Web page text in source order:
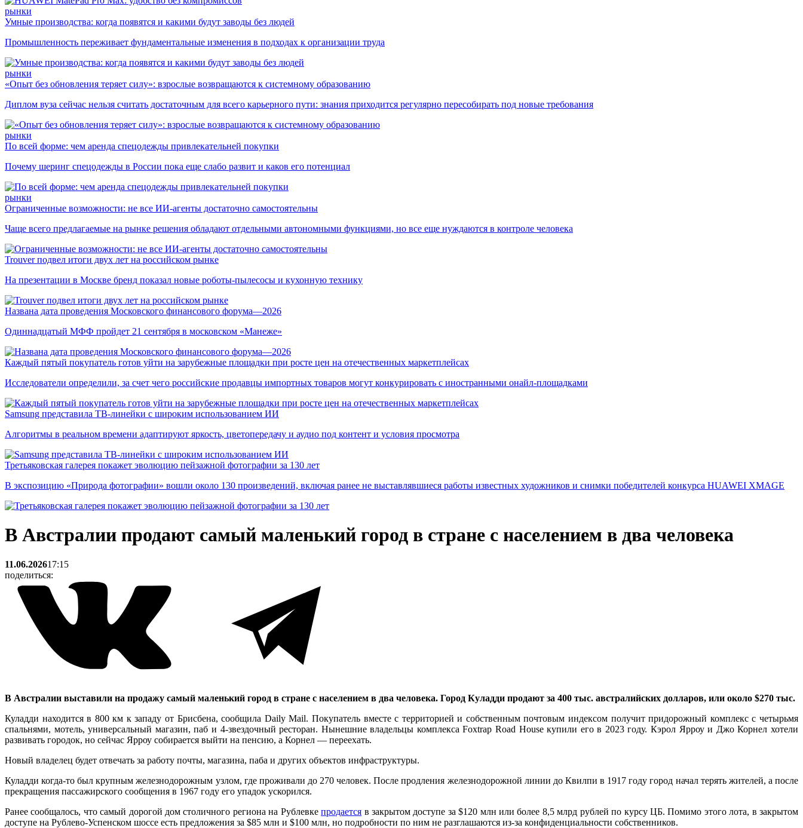
рынки
Умные производства: когда появятся и какими будут заводы без людей
Промышленность переживает фундаментальные изменения в подходах к организации труда
рынки
«Опыт без обновления теряет силу»: взрослые возвращаются к системному образованию
Диплом вуза сейчас нельзя считать достаточным для всего карьерного пути: знания приходится регулярно пересобирать под новые требования
рынки
По всей форме: чем аренда спецодежды привлекательней покупки
Почему шеринг спецодежды в России пока еще слабо развит и каков его потенциал
рынки
Ограниченные возможности: не все ИИ-агенты достаточно самостоятельны
Чаще всего предлагаемые на рынке решения обладают отдельными автономными функциями, но все еще нуждаются в контроле человека
Trouver подвел итоги двух лет на российском рынке
На презентации в Москве бренд показал новые роботы-пылесосы и кухонную технику
Названа дата проведения Московского финансового форума—2026
Одиннадцатый МФФ пройдет 21 сентября в московском «Манеже»
Каждый пятый покупатель готов уйти на зарубежные площадки при росте цен на отечественных маркетплейсах
Исследователи определили, за счет чего российские продавцы импортных товаров могут конкурировать с иностранными онайл-площадками
Samsung представила ТВ-линейки с широким использованием ИИ
Алгоритмы в реальном времени адаптируют яркость, цветопередачу и аудио под контент и условия просмотра
Третьяковская галерея покажет эволюцию пейзажной фотографии за 130 лет
В экспозицию «Природа фотографии» вошли около 130 произведений, включая ранее не выставлявшиеся работы известных художников и снимки победителей конкурса HUAWEI XMAGE
В Австралии продают самый маленький город в стране с населением в два человека
11.06.202617:15
поделиться:
В Австралии выставили на продажу самый маленький город в стране с населением в два человека. Город Куладди продают за 400 тыс. австралийских долларов, или около $270 тыс.
Куладди находится в 800 км к западу от Брисбена, сообщила Daily Mail. Покупатель вместе с территорией и собственным почтовым индексом получит придорожный комплекс с четырьмя
спальнями, мотель, универсальный магазин, паб и 4-звездочный ресторан. Нынешние владельцы комплекса Foxtrap Road House купили его в 2023 году. Кэрол Ярроу и Джо Корнел хотели
развивать городок, но сейчас Ярроу собирается выйти на пенсию, а Корнел — переехать.
Новый владелец будет отвечать за работу почты, магазина, паба и других объектов инфраструктуры.
Куладди когда-то был крупным железнодорожным узлом, где проживали до 270 человек. После продления железнодорожной линии до Квилпи в 1917 году город начал терять жителей, а после
прекращения пассажирского сообщения в 1967 году его упадок ускорился.
Ранее сообщалось, что самый дорогой дом столичного региона на Рублевкепродается в закрытом доступе за $120 млн или более 8,5 млрд рублей по курсу ЦБ. Помимо этого лота, в закрытом
доступе на Рублево-Успенском шоссе есть предложения за $85 млн и $100 млн, но подробности по ним не разглашаются из-за конфиденциальности собственников.